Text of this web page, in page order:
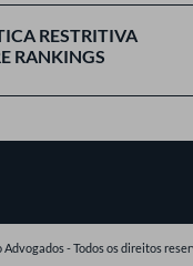
RESTRITIVA
RANKINGS
- Todos os direitos